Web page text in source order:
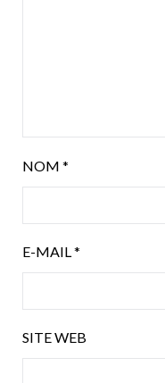
NOM *
E-MAIL *
SITE WEB